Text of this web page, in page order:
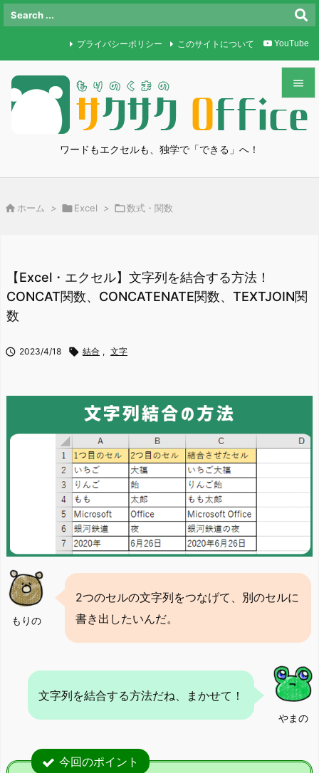
ワードもエクセルも、独学で「できる」へ！


メニュ
プライバシーポリシー このサイトについて YouTube
 ホーム > Excel > 数式・関数
【Excel・エクセル】文字列を結合する方法！
CONCAT関数、CONCATENATE関数、TEXTJOIN関
数
 2023/4/18  結合 , 文字
もりの
2つのセルの文字列をつなげて、別のセルに
書き出したいんだ。
やまの
文字列を結合する方法だね、まかせて！
今回のポイント